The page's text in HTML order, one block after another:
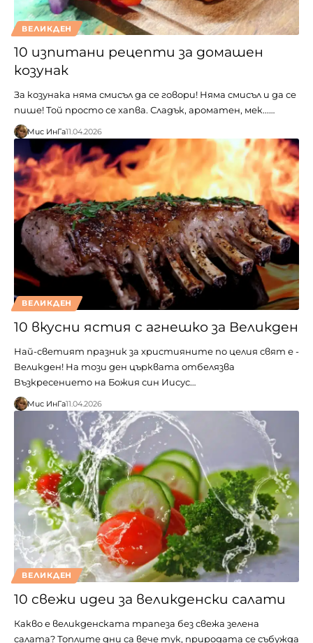
ВЕЛИКДЕН
10 изпитани рецепти за домашен
козунак
За козунака няма смисъл да се говори! Няма смисъл и да се
пише! Той просто се хапва. Сладък, ароматен, мек...…
Мис ИнГа11.04.2026
ВЕЛИКДЕН
10 вкусни ястия с агнешко за Великден
Най-светият празник за християните по целия свят е -
Великден! На този ден църквата отбелязва
Възкресението на Божия син Иисус…
Мис ИнГа11.04.2026
ВЕЛИКДЕН
10 свежи идеи за великденски салати
Какво е великденската трапеза без свежа зелена
салата? Топлите дни са вече тук, природата се събужда